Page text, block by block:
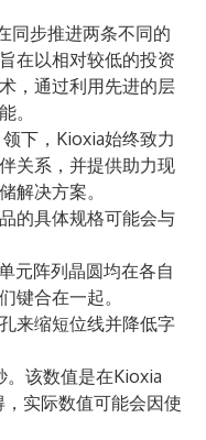
同步推进两条不同的
在以相对较低的投资
，通过利用先进的层
。
领下，Kioxia始终致力
关系，并提供助力现
解决方案。
的具体规格可能会与
元阵列晶圆均在各自
键合在一起。
来缩短位线并降低字
该数值是在Kioxia
实际数值可能会因使